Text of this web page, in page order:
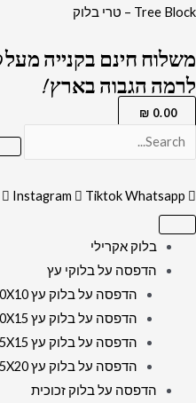
דילוג
Tree Block – טרי בלוק
לרמה הגבוה בארץ !
0.00
₪
Instagram TiktokWhatsapp
בלוק אקרילי
הדפסה על בלוקי עץ
הדפסה על בלוק עץ 10X10 ס"מ
הדפסה על בלוק עץ 10X15 ס"מ
הדפסה על בלוק עץ 15X15 ס"מ
הדפסה על בלוק עץ 15X20 ס”מ
הדפסה על בלוק זכוכית
כמות
1665
-
תמונה
אבוחצירא
על
קנבס
זכוכית
מחוסמת